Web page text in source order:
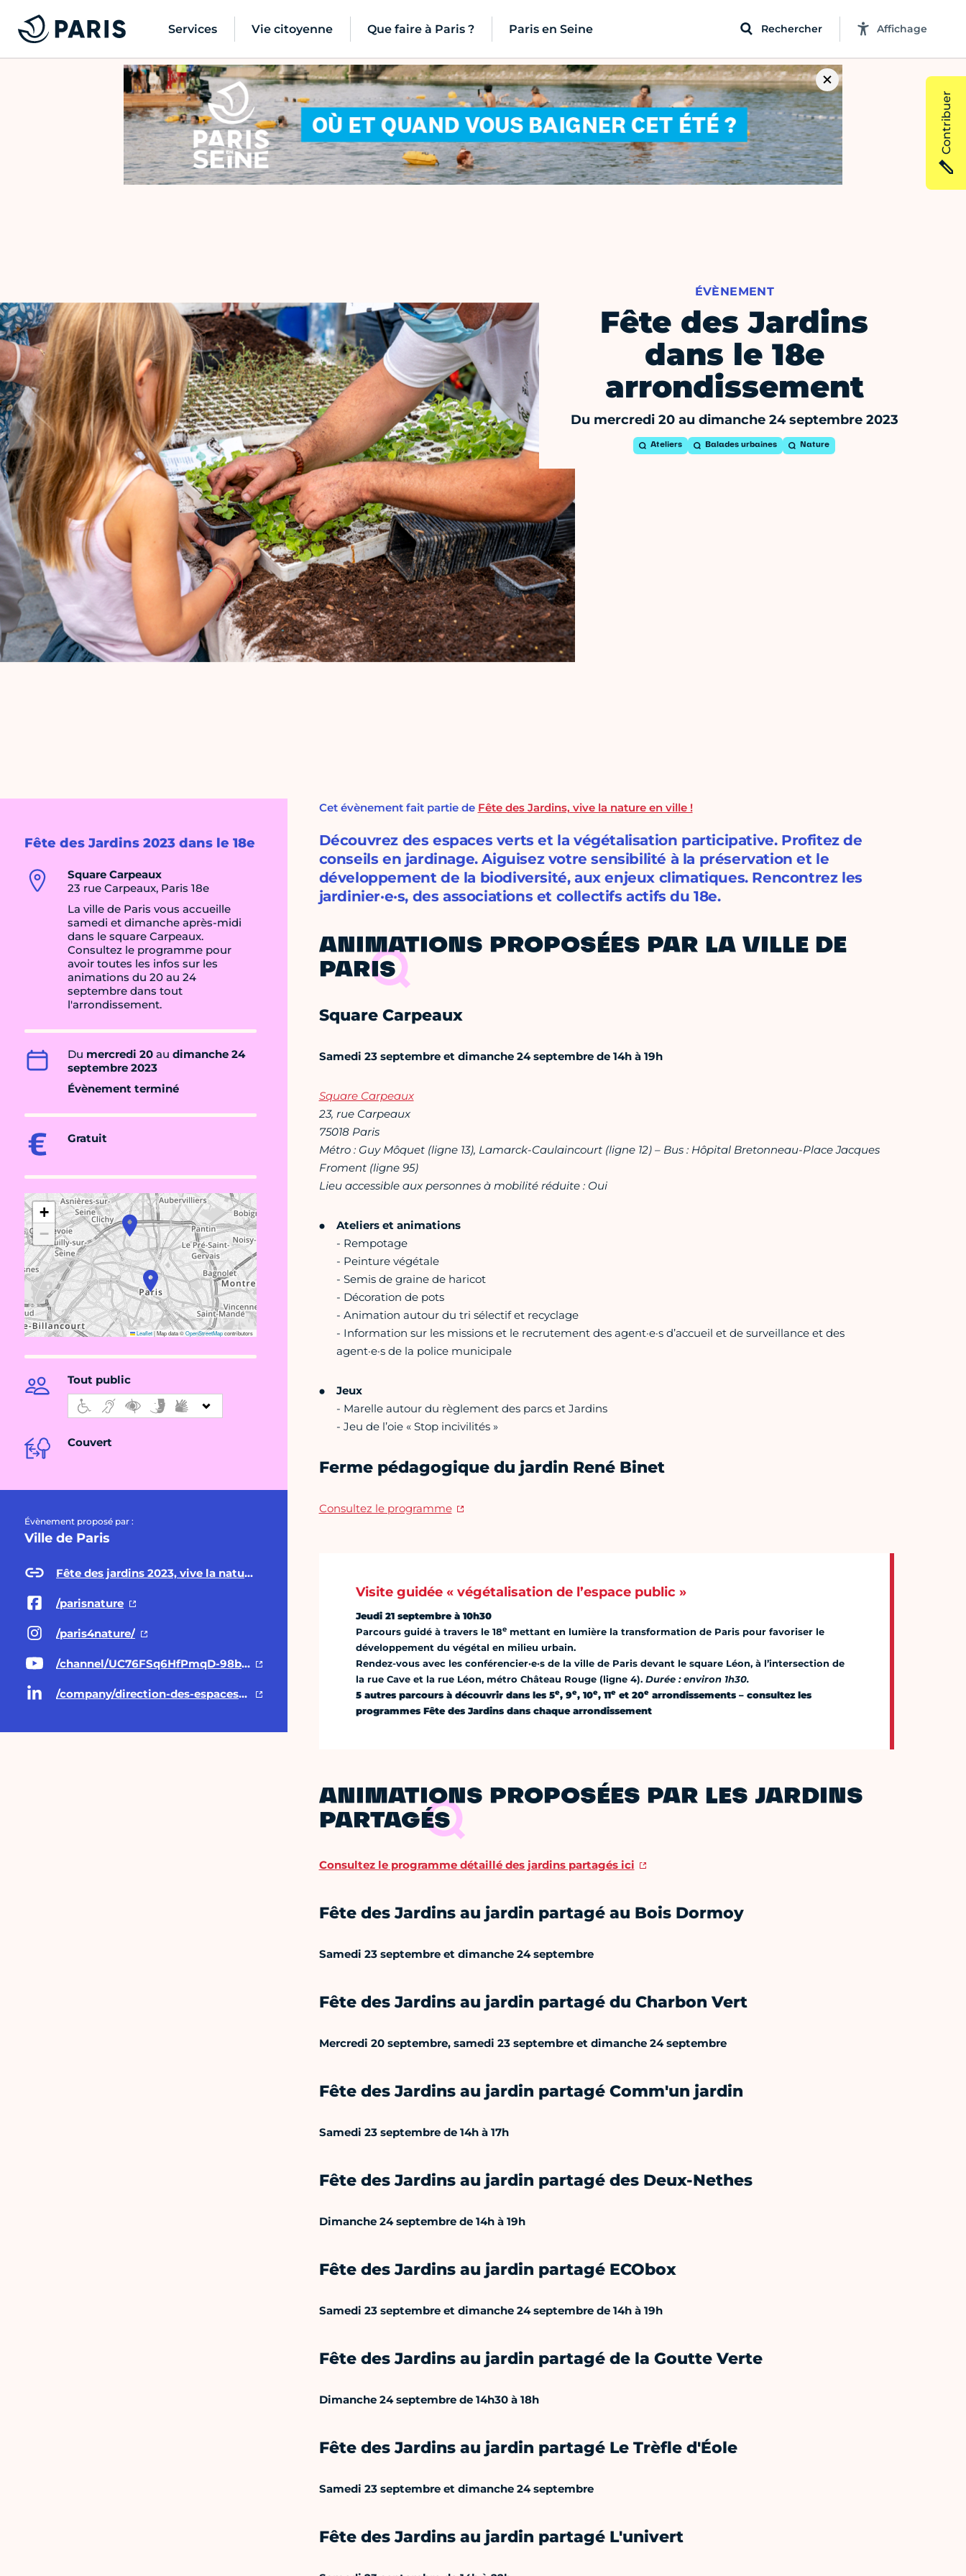
Services Vie citoyenne Que faire à Paris ? Paris en Seine Rechercher Affichage
ÉVÈNEMENT
Fête des Jardins
dans le 18e
arrondissement
Du mercredi 20 au dimanche 24 septembre 2023
Ateliers Balades urbaines Nature
Fête des Jardins 2023 dans le 18e
Square Carpeaux
23 rue Carpeaux, Paris 18e
La ville de Paris vous accueille
samedi et dimanche après-midi
dans le square Carpeaux.
Consultez le programme pour
avoir toutes les infos sur les
animations du 20 au 24
septembre dans tout
l'arrondissement.
Du mercredi 20 au dimanche 24
septembre 2023
Évènement terminé
Gratuit
+
−
Leaflet|Map data ©OpenStreetMapcontributors
Tout public
Couvert
Évènement proposé par :
Ville de Paris
Fête des jardins 2023, vive la nature en ville !
/parisnature
/paris4nature/
/channel/UC76FSq6HfPmqD-98btD6d9Q
/company/direction-des-espaces-verts-et-de-l-environnement-ville-de-paris/
Cet évènement fait partie de Fête des Jardins, vive la nature en ville !
Découvrez des espaces verts et la végétalisation participative. Profitez de
conseils en jardinage. Aiguisez votre sensibilité à la préservation et le
développement de la biodiversité, aux enjeux climatiques. Rencontrez les
jardinier·e·s, des associations et collectifs actifs du 18e.
ANIMATIONS PROPOSÉES PAR LA VILLE DE
PARIS
Square Carpeaux
Samedi 23 septembre et dimanche 24 septembre de 14h à 19h
Square Carpeaux
23, rue Carpeaux
75018 Paris
Métro : Guy Môquet (ligne 13), Lamarck-Caulaincourt (ligne 12) – Bus : Hôpital Bretonneau-Place Jacques
Froment (ligne 95)
Lieu accessible aux personnes à mobilité réduite : Oui
Ateliers et animations
- Rempotage
- Peinture végétale
- Semis de graine de haricot
- Décoration de pots
- Animation autour du tri sélectif et recyclage
- Information sur les missions et le recrutement des agent·e·s d’accueil et de surveillance et des
agent·e·s de la police municipale
Jeux
- Marelle autour du règlement des parcs et Jardins
- Jeu de l’oie « Stop incivilités »
Ferme pédagogique du jardin René Binet
Consultez le programme
Visite guidée « végétalisation de l’espace public »
Jeudi 21 septembre à 10h30
Parcours guidé à travers le 18emettant en lumière la transformation de Paris pour favoriser le
développement du végétal en milieu urbain.
Rendez-vous avec les conférencier·e·s de la ville de Paris devant le square Léon, à l’intersection de
la rue Cave et la rue Léon, métro Château Rouge (ligne 4). Durée : environ 1h30.
5 autres parcours à découvrir dans les 5e, 9e, 10e, 11eet 20earrondissements – consultez les
programmes Fête des Jardins dans chaque arrondissement
ANIMATIONS PROPOSÉES PAR LES JARDINS
PARTAGÉS
Consultez le programme détaillé des jardins partagés ici
Fête des Jardins au jardin partagé au Bois Dormoy
Samedi 23 septembre et dimanche 24 septembre
Fête des Jardins au jardin partagé du Charbon Vert
Mercredi 20 septembre, samedi 23 septembre et dimanche 24 septembre
Fête des Jardins au jardin partagé Comm'un jardin
Samedi 23 septembre de 14h à 17h
Fête des Jardins au jardin partagé des Deux-Nethes
Dimanche 24 septembre de 14h à 19h
Fête des Jardins au jardin partagé ECObox
Samedi 23 septembre et dimanche 24 septembre de 14h à 19h
Fête des Jardins au jardin partagé de la Goutte Verte
Dimanche 24 septembre de 14h30 à 18h
Fête des Jardins au jardin partagé Le Trèfle d'Éole
Samedi 23 septembre et dimanche 24 septembre
Fête des Jardins au jardin partagé L'univert
Contribuer